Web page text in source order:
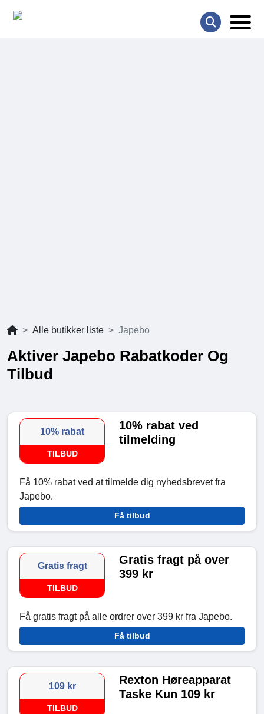
Alle butikker liste Japebo
Aktiver Japebo Rabatkoder Og
Tilbud
10% rabat
TILBUD
10% rabat ved
tilmelding
Få 10% rabat ved at tilmelde dig nyhedsbrevet fra
Japebo.
Få tilbud
Gratis fragt
TILBUD
Gratis fragt på over
399 kr
Få gratis fragt på alle ordrer over 399 kr fra Japebo.
Få tilbud
109 kr
TILBUD
Rexton Høreapparat
Taske Kun 109 kr